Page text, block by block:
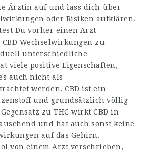
Ärztin auf und lass dich über
oder Risiken aufklären.
Du vorher einen Arzt
Wechselwirkungen zu
unterschiedliche
viele positive Eigenschaften,
auch nicht als
werden. CBD ist ein
und grundsätzlich völlig
zu THC wirkt CBD in
und hat auch sonst keine
auf das Gehirn.
von einem Arzt verschrieben,